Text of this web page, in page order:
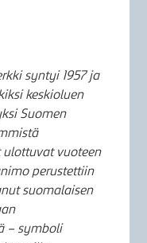
syntyi 1957 ja
keskioluen
Suomen
ulottuvat vuoteen
perustettiin
suomalaisen
– symboli